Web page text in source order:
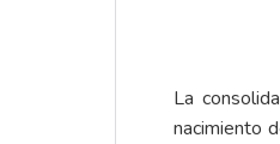
La
nacimiento